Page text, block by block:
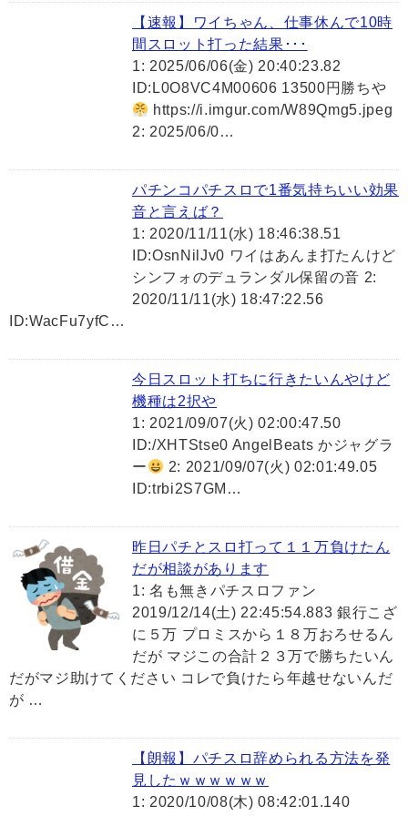
【速報】ワイちゃん、仕事休んで10時
間スロット打った結果･･･
1: 2025/06/06(金) 20:40:23.82
ID:L0O8VC4M00606 13500円勝ちや
https://i.imgur.com/W89Qmg5.jpeg
2: 2025/06/0…
パチンコパチスロで1番気持ちいい効果
音と言えば？
1: 2020/11/11(水) 18:46:38.51
ID:OsnNilJv0 ワイはあんま打たんけど
シンフォのデュランダル保留の音 2:
2020/11/11(水) 18:47:22.56
ID:WacFu7yfC…
今日スロット打ちに行きたいんやけど
機種は2択や
1: 2021/09/07(火) 02:00:47.50
ID:/XHTStse0 AngelBeats かジャグラ
ー
2: 2021/09/07(火) 02:01:49.05
ID:trbi2S7GM…
昨日パチとスロ打って１１万負けたん
だが相談があります
1: 名も無きパチスロファン
2019/12/14(土) 22:45:54.883 銀行こざ
に５万 プロミスから１８万おろせるん
だが マジこの合計２３万で勝ちたいん
だがマジ助けてください コレで負けたら年越せないんだ
が …
【朗報】パチスロ辞められる方法を発
見したｗｗｗｗｗｗ
1: 2020/10/08(木) 08:42:01.140